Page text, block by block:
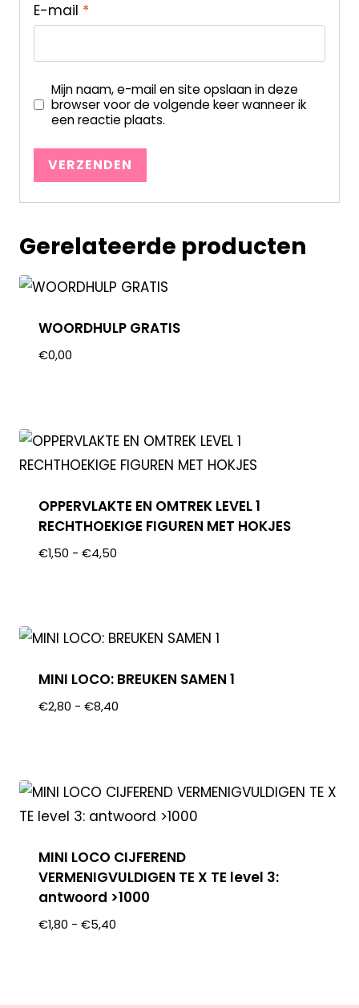
E-mail *
Mijn naam, e-mail en site opslaan in deze
browser voor de volgende keer wanneer ik
een reactie plaats.
Gerelateerde producten
WOORDHULP GRATIS
€0,00
OPPERVLAKTE EN OMTREK LEVEL 1
RECHTHOEKIGE FIGUREN MET HOKJES
€1,50 - €4,50
MINI LOCO: BREUKEN SAMEN 1
€2,80 - €8,40
MINI LOCO CIJFEREND
VERMENIGVULDIGEN TE X TE level 3:
antwoord >1000
€1,80 - €5,40